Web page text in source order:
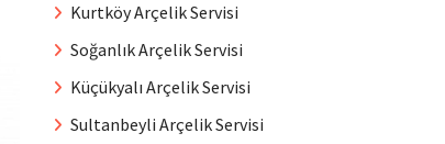
Kurtköy Arçelik Servisi
Soğanlık Arçelik Servisi
Küçükyalı Arçelik Servisi
Sultanbeyli Arçelik Servisi